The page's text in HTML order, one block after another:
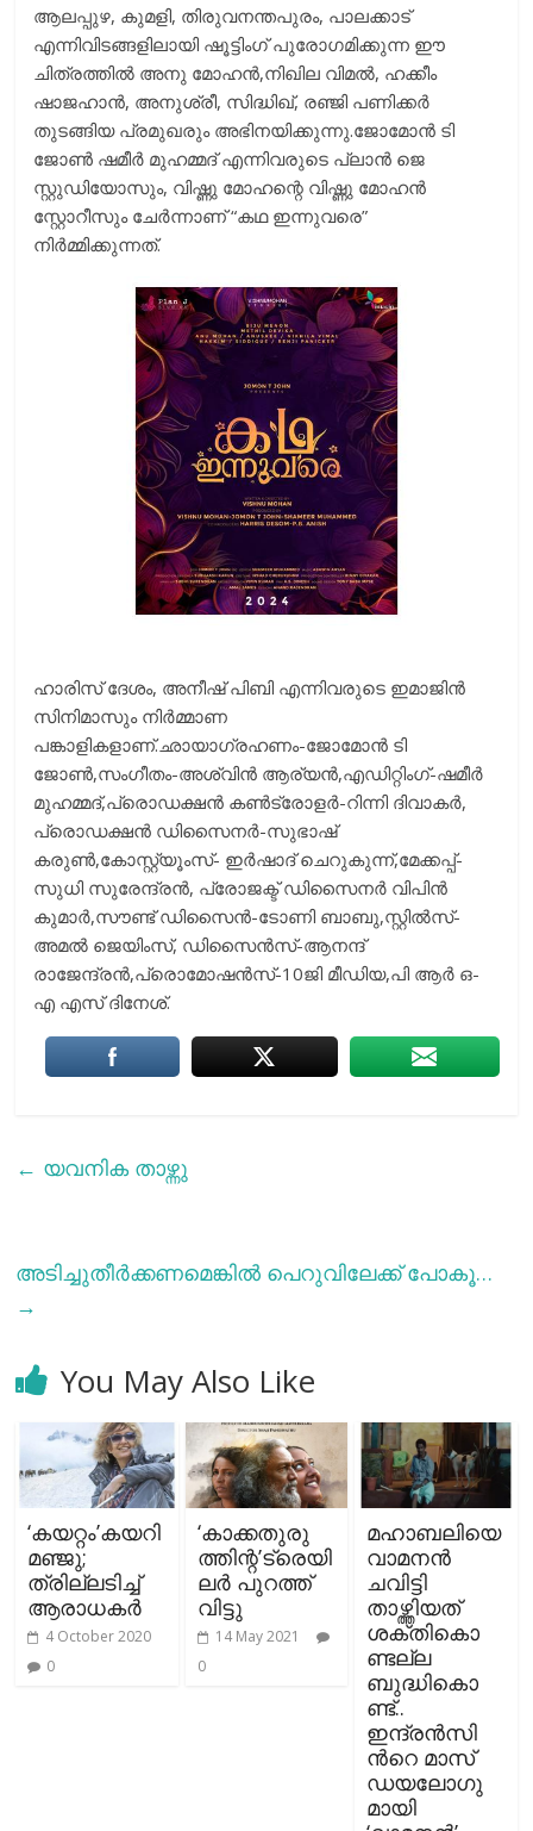
ആലപ്പുഴ, കുമളി, തിരുവനന്തപുരം, പാലക്കാട്
എന്നിവിടങ്ങളിലായി ഷൂട്ടിംഗ് പുരോഗമിക്കുന്ന ഈ
ചിത്രത്തിൽ അനു മോഹൻ,നിഖില വിമൽ, ഹക്കീം
ഷാജഹാൻ, അനുശ്രീ, സിദ്ധിഖ്, രഞ്ജി പണിക്കർ
തുടങ്ങിയ പ്രമുഖരും അഭിനയിക്കുന്നു.ജോമോൻ ടി
ജോൺ ഷമീർ മുഹമ്മദ് എന്നിവരുടെ പ്ലാൻ ജെ
സ്റ്റുഡിയോസും, വിഷ്ണു മോഹന്റെ വിഷ്ണു മോഹൻ
സ്റ്റോറീസും ചേർന്നാണ് “കഥ ഇന്നുവരെ”
നിർമ്മിക്കുന്നത്.
ഹാരിസ് ദേശം, അനീഷ് പിബി എന്നിവരുടെ ഇമാജിൻ
സിനിമാസും നിർമ്മാണ
പങ്കാളികളാണ്.ഛായാഗ്രഹണം-ജോമോൻ ടി
ജോൺ,സംഗീതം-അശ്വിൻ ആര്യൻ,എഡിറ്റിംഗ്-ഷമീർ
മുഹമ്മദ്,പ്രൊഡക്ഷൻ കൺട്രോളർ-റിന്നി ദിവാകർ,
പ്രൊഡക്ഷൻ ഡിസൈനർ-സുഭാഷ്
കരുൺ,കോസ്റ്റ്യൂംസ്- ഇർഷാദ് ചെറുകുന്ന്,മേക്കപ്പ്-
സുധി സുരേന്ദ്രൻ, പ്രോജക്ട് ഡിസൈനർ വിപിൻ
കുമാർ,സൗണ്ട് ഡിസൈൻ-ടോണി ബാബു,സ്റ്റിൽസ്-
അമൽ ജെയിംസ്, ഡിസൈൻസ്-ആനന്ദ്
രാജേന്ദ്രൻ,പ്രൊമോഷൻസ്-10ജി മീഡിയ,പി ആർ ഒ-
എ എസ് ദിനേശ്.
← യവനിക താഴ്ന്നു
അടിച്ചുതീര്‍ക്കണമെങ്കില്‍ പെറുവിലേക്ക് പോകൂ…
→
You May Also Like
‘കയറ്റം’കയറി
മഞ്ജു;
ത്രില്ലടിച്ച്
ആരാധകര്‍
4 October 2020
0
‘കാക്കതുരു
ത്തിന്റ’ട്രെയി
ലർ പുറത്ത്
വിട്ടു
14 May 2021
0
മഹാബലിയെ
വാമനന്‍
ചവിട്ടി
താഴ്ത്തിയത്
ശക്തികൊ
ണ്ടല്ല
ബുദ്ധികൊ
ണ്ട്..
ഇന്ദ്രന്‍സി
ന്‍റെ മാസ്
ഡയലോഗു
മായി